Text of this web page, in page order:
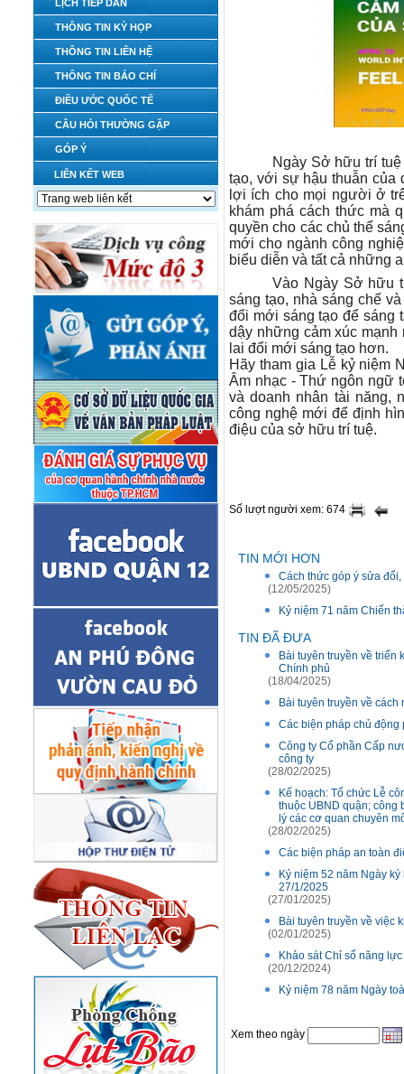
LỊCH TIẾP DÂN
THÔNG TIN KỲ HỌP
THÔNG TIN LIÊN HỆ
THÔNG TIN BÁO CHÍ
ĐIỀU ƯỚC QUỐC TẾ
CÂU HỎI THƯỜNG GẶP
GÓP Ý
LIÊN KẾT WEB
Ngày Sở hữu trí
tạo, với sự hậu thuẫn của
lợi ích cho mọi người ở
khám phá cách thức mà
quyền cho các chủ thể
mới cho ngành công
biểu diễn và tất cả những
Vào Ngày Sở hữu
sáng tạo, nhà sáng chế
đổi mới sáng tạo để sáng
dậy những cảm xúc
lai đổi mới sáng tạo hơn.
Hãy tham gia Lễ kỷ niệm
Âm nhạc - Thứ ngôn ngữ
và doanh nhân tài năng,
công nghệ mới để định
điệu của sở hữu trí tuệ.
Số lượt người xem: 674
TIN MỚI HƠN
Cách thức góp ý sửa
(12/05/2025)
Kỷ niệm 71 năm Chiến
TIN ĐÃ ĐƯA
Bài tuyên truyền về
Chính phủ
(18/04/2025)
Bài tuyên truyền về
Các biện pháp chủ động
Công ty Cổ phần Cấp
công ty
(28/02/2025)
Kế hoạch: Tổ chức Lễ
thuộc UBND quận; công
lý các cơ quan chuyên
(28/02/2025)
Các biện pháp an toàn
Kỷ niệm 52 năm Ngày
27/1/2025
(27/01/2025)
Bài tuyên truyền về việc
(02/01/2025)
Khảo sát Chỉ số năng
(20/12/2024)
Kỷ niệm 78 năm Ngày
Xem theo ngày